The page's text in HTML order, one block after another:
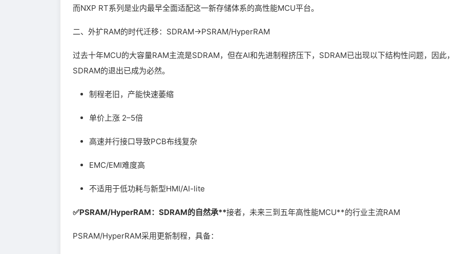
而NXP RT系列是业内最早全面适配这一新存储体系的高性能MCU平台。
二、外扩RAM的时代迁移：SDRAM→PSRAM/HyperRAM
过去十年MCU的大容量RAM主流是SDRAM，但在AI和先进制程挤压下，SDRAM已出现以下结构性问题，因此，
SDRAM的退出已成为必然。
制程老旧，产能快速萎缩
单价上涨 2–5倍
高速并行接口导致PCB布线复杂
EMC/EMI难度高
不适用于低功耗与新型HMI/AI-lite
✅PSRAM/HyperRAM：SDRAM的自然承**接者，未来三到五年高性能MCU**的行业主流RAM
PSRAM/HyperRAM采用更新制程，具备：